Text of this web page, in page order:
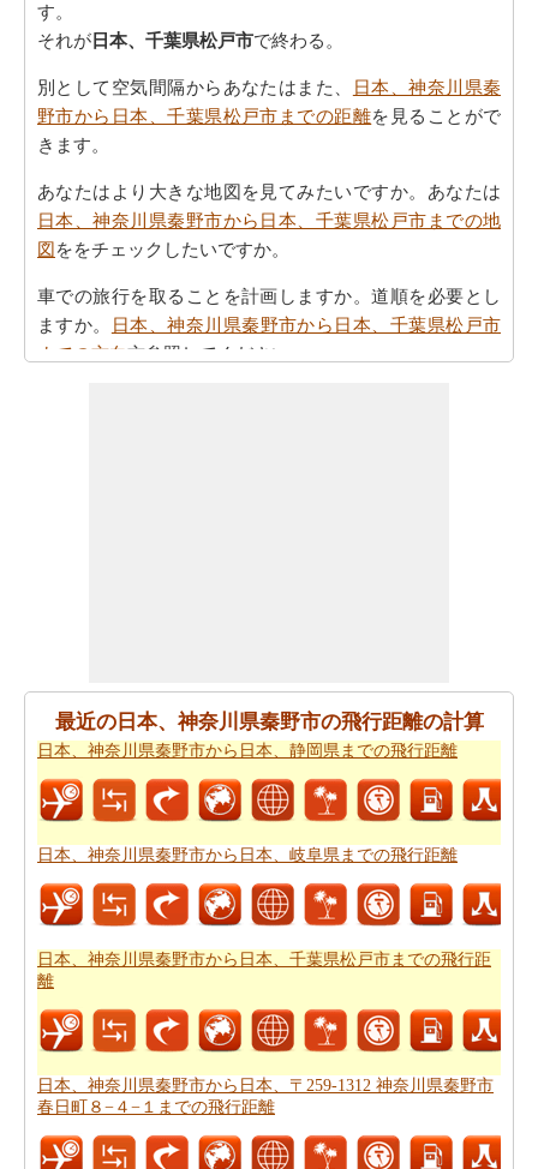
す。
それが 日本、千葉県松戸市で終わる。
別として空気間隔からあなたはまた、
日本、神奈川県秦
野市から日本、千葉県松戸市までの距離を見ることがで
きます。
あなたはより大きな地図を見てみたいですか。あなたは
日本、神奈川県秦野市から日本、千葉県松戸市までの地
図ををチェックしたいですか。
車での旅行を取ることを計画しますか。道順を必要とし
ますか。
日本、神奈川県秦野市から日本、千葉県松戸市
までの方向方参照してください。
ださい。
日本、神奈川県秦野市から日本、千葉県松戸市まで飛行
機で旅行をお探しですか。あなたはまた、日本、神奈川
県秦野市から日本、千葉県松戸市までの飛行時間 を知る
新しい場所に行くの後、あなたの目的地へのルートを知
ることが重要です。場合はルートを認識していません、
までの道路ルートプランをチェックすることができま
あなたは道路で旅行したいですか。駆動するのに費用が
かかるどのくらい知ってはいけませんか。あなたは日
本、神奈川県秦野市から日本、千葉県松戸市までの旅行
の費用 をもらいます。
最近の日本、神奈川県秦野市の飛行距離の計算
日本、神奈川県秦野市から日本、静岡県までの飛行距離
日本、神奈川県秦野市から日本、岐阜県までの飛行距離
日本、神奈川県秦野市から日本、千葉県松戸市までの飛行距
離
日本、神奈川県秦野市から日本、〒259-1312 神奈川県秦野市
春日町８−４−１までの飛行距離